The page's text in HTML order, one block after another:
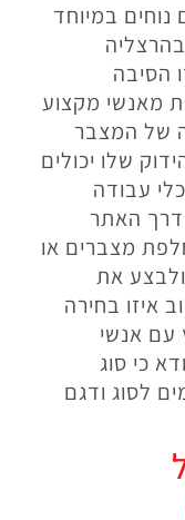
במיוחד
הסיבה
מאנשי מקצוע
של המצבר
שלו יכולים
עבודה
האתר
מצברים או
את
איזו בחירה
עם אנשי
כי סוג
לסוג ודגם